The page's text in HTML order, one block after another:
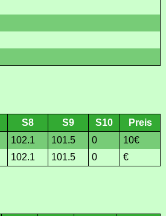
S8 S9 S10
Preis
102.1 101.5 0
10€
102.1 101.5 0 €